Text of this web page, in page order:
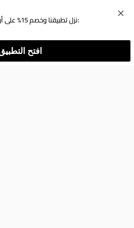
نزل
افتح